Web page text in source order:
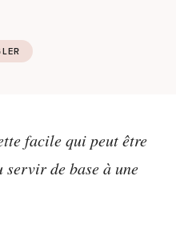
facile qui peut être
servir de base à une